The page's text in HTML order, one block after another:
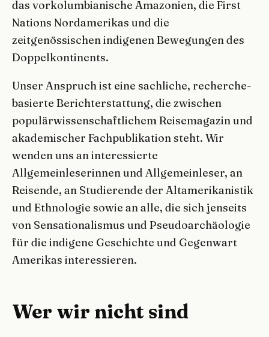
das vorkolumbianische Amazonien, die First
Nations Nordamerikas und die
zeitgenössischen indigenen Bewegungen des
Doppelkontinents.
Unser Anspruch ist eine sachliche, recherche-
basierte Berichterstattung, die zwischen
populärwissenschaftlichem Reisemagazin und
akademischer Fachpublikation steht. Wir
wenden uns an interessierte
Allgemeinleserinnen und Allgemeinleser, an
Reisende, an Studierende der Altamerikanistik
und Ethnologie sowie an alle, die sich jenseits
von Sensationalismus und Pseudoarchäologie
für die indigene Geschichte und Gegenwart
Amerikas interessieren.
Wer wir nicht sind